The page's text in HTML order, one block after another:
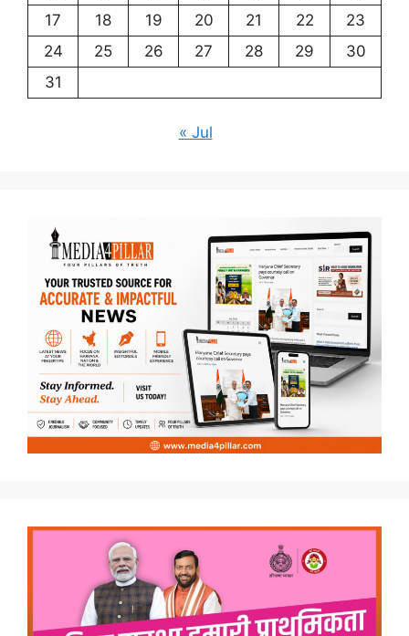
17
18 19 20 21 22
23
24
25 26 27 28 29
30
31
« Jul